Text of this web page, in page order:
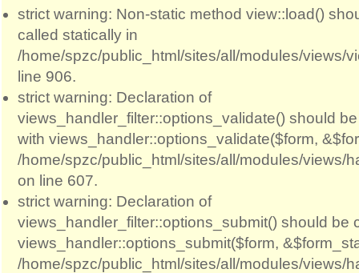
strict warning: Non-static method view::load()
called statically in
/home/spzc/public_html/sites/all/modules/views/
line 906.
strict warning: Declaration of
views_handler_filter::options_validate() should
with views_handler::options_validate($form,
/home/spzc/public_html/sites/all/modules/views/
on line 607.
strict warning: Declaration of
views_handler_filter::options_submit() should be
views_handler::options_submit($form,
/home/spzc/public_html/sites/all/modules/views/